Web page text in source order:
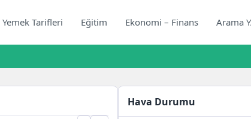
Yemek Tarifleri Eğitim Ekonomi – Finans Arama
Hava Durumu